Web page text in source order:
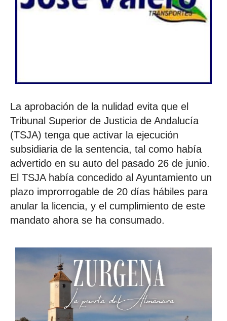
La aprobación de la nulidad evita que el
Tribunal Superior de Justicia de Andalucía
(TSJA) tenga que activar la ejecución
subsidiaria de la sentencia, tal como había
advertido en su auto del pasado 26 de junio.
El TSJA había concedido al Ayuntamiento un
plazo improrrogable de 20 días hábiles para
anular la licencia, y el cumplimiento de este
mandato ahora se ha consumado.